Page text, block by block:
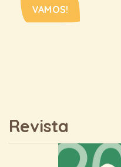
VAMOS!
Revista